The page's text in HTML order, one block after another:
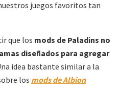
juegos favoritos tan
que los mods de Paladins no
diseñados para agregar
idea bastante similar a la
los mods de Albion